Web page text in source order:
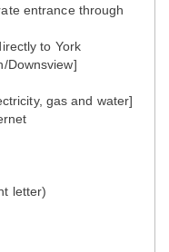
entrance through
to York
Downsview]
gas and water]
letter)